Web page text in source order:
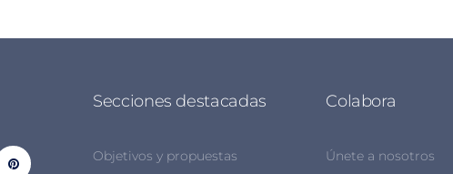
Secciones destacadas
Objetivos y propuestas
Colabora
Únete a nosotros